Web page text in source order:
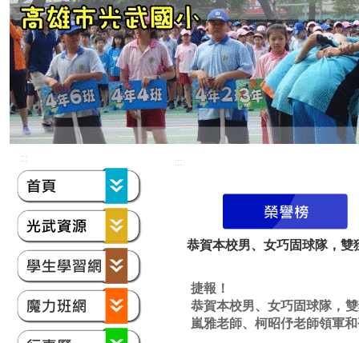
::: :::
恭賀本校男、女巧固球隊，
捷報！
恭賀本校男、女巧固球隊，
嵐雅老師、柯昭伃老師領軍